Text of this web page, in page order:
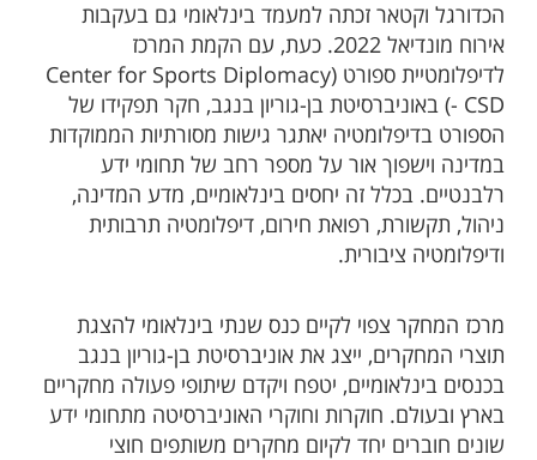
הכדורגל וקטאר זכתה למעמד בינלאומי גם בעקבות
אירוח מונדיאל 2022. כעת, עם הקמת המרכז
לדיפלומטיית ספורט (Center for Sports Diplomacy
- CSD) באוניברסיטת בן-גוריון בנגב, חקר תפקידו של
הספורט בדיפלומטיה יאתגר גישות מסורתיות הממוקדות
במדינה וישפוך אור על מספר רחב של תחומי ידע
רלבנטיים. בכלל זה יחסים בינלאומיים, מדע המדינה,
ניהול, תקשורת, רפואת חירום, דיפלומטיה תרבותית
ודיפלומטיה ציבורית.
מרכז המחקר צפוי לקיים כנס שנתי בינלאומי להצגת
תוצרי המחקרים, ייצג את אוניברסיטת בן-גוריון בנגב
בכנסים בינלאומיים, יטפח ויקדם שיתופי פעולה מחקריים
בארץ ובעולם. חוקרות וחוקרי האוניברסיטה מתחומי ידע
שונים חוברים יחד לקיום מחקרים משותפים חוצי